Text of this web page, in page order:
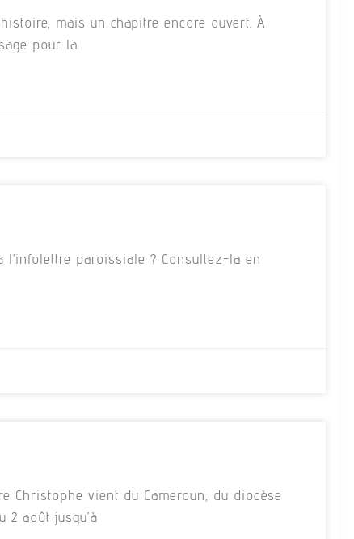
mais un chapitre encore ouvert. À
pour la
l’infolettre paroissiale ? Consultez-la en
Christophe vient du Cameroun, du diocèse
août jusqu’à